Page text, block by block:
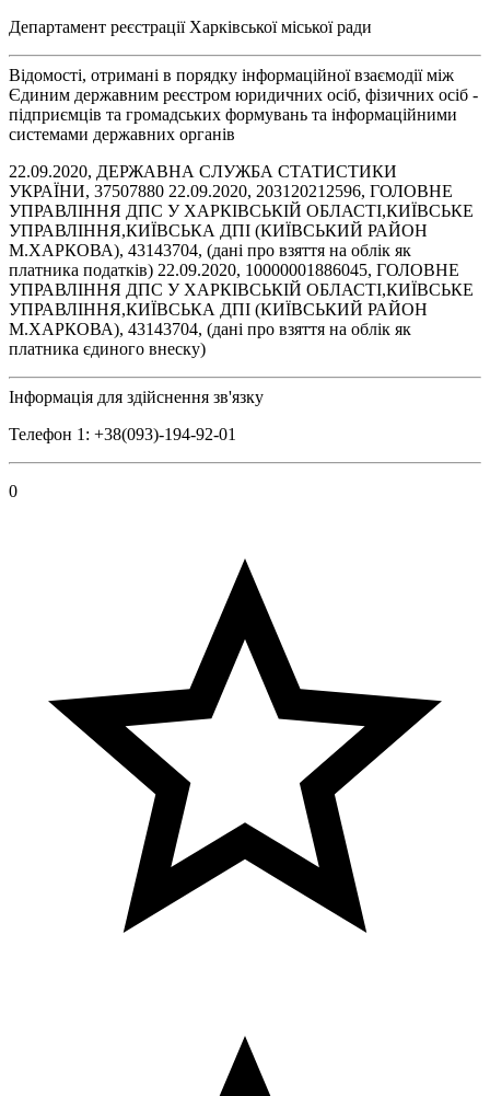
Департамент реєстрації Харківської міської ради
Відомості, отримані в порядку інформаційної взаємодії між
Єдиним державним реєстром юридичних осіб, фізичних осіб -
підприємців та громадських формувань та інформаційними
системами державних органів
22.09.2020, ДЕРЖАВНА СЛУЖБА СТАТИСТИКИ
УКРАЇНИ, 37507880 22.09.2020, 203120212596, ГОЛОВНЕ
УПРАВЛІННЯ ДПС У ХАРКІВСЬКІЙ ОБЛАСТІ,КИЇВСЬКЕ
УПРАВЛІННЯ,КИЇВСЬКА ДПІ (КИЇВСЬКИЙ РАЙОН
М.ХАРКОВА), 43143704, (дані про взяття на облік як
платника податків) 22.09.2020, 10000001886045, ГОЛОВНЕ
УПРАВЛІННЯ ДПС У ХАРКІВСЬКІЙ ОБЛАСТІ,КИЇВСЬКЕ
УПРАВЛІННЯ,КИЇВСЬКА ДПІ (КИЇВСЬКИЙ РАЙОН
М.ХАРКОВА), 43143704, (дані про взяття на облік як
платника єдиного внеску)
Інформація для здійснення зв'язку
Телефон 1: +38(093)-194-92-01
0